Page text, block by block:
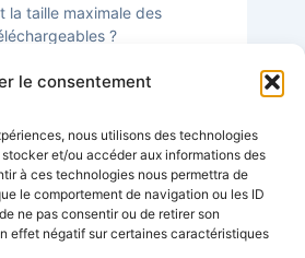
le consentement
nous utilisons des technologies
et/ou accéder aux informations des
à ces technologies nous permettra de
le comportement de navigation ou les ID
ne pas consentir ou de retirer son
effet négatif sur certaines caractéristiques
la taille maximale des
?
albums ?
modifier le nom d’un fichier
?
que je peux diffuser dans
?
que la galerie ?